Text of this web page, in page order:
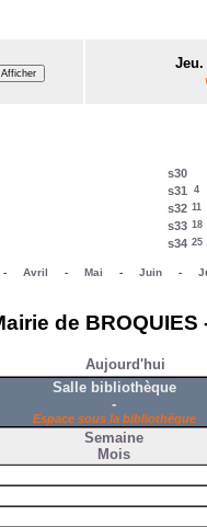
Jeu.
s30
s31 4
s32 11
s33 18
s34 25
Avril - Mai - Juin -
de
Aujourd'hui
Salle bibliothèque
-
Espace sous la bibliothèque
Semaine
Mois